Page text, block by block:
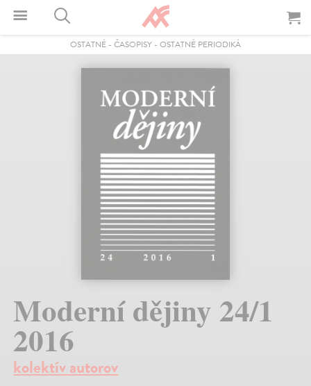
OSTATNÉ - ČASOPISY - OSTATNÉ PERIODIKÁ
Moderní dějiny 24/1
2016
kolektív autorov